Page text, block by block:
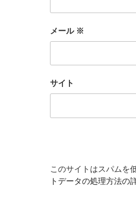
メール ※
サイト
このサイトはスパムを
トデータの処理方法の